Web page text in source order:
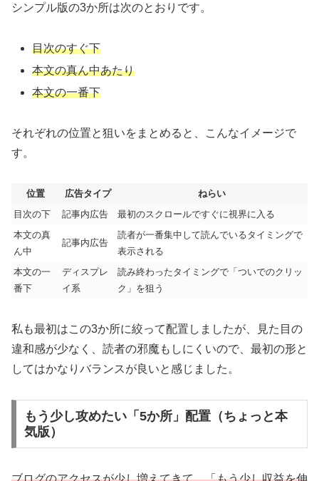
シンプル版の3か所は次のとおりです。
目次のすぐ下
本文の真ん中あたり
本文の一番下
それぞれの位置と狙いをまとめると、こんなイメージで
す。
位置 広告タイプ
ねらい
目次の下
記事内広告
最初のスクロールですぐに視界に入る
本文の真
ん中
記事内広告
読者が一番集中して読んでいるタイミングで
表示される
本文の一
番下
ディスプレ
イ系
読み終わったタイミングで「ついでのクリッ
ク」を狙う
私も最初はこの3か所に絞って配置しましたが、見た目の
違和感が少なく、読者の邪魔もしにくいので、最初の形と
してはかなりバランスが良いと感じました。
もう少し攻めたい「5か所」配置（ちょっと本
気版）
ブログのアクセスが少し増えてきて、「もう少し収益を伸